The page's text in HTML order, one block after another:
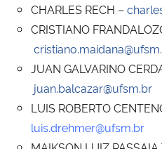
Secretaria de Governo
Gabinete de Segurança Institucional
Advocacia-Geral da União
Banco Central do Brasil
CHARLES RECH –
CRISTIANO
JUAN GALVARINO
juan.balcazar@ufsm.br
LUIS ROBERTO
luis.drehmer@ufsm.br